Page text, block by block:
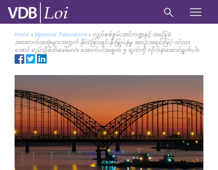
Home » Myanmar Publications » လျှပ်စစ်စွမ်းအင်ကဏ္ဍနှင့် အခြေခံ
အဆောက်အအုံများအတွက် နိုင်ငံခြားရင်းနှီးမြှုပ်နှံမှု အလုံးအရင်းဖြင့် ဝင်လာ
အောင် မည်သို့ဖိတ်ခေါ်မလဲ။ အောက်ပါအချက် ၅ ချက်ကို လိုက်နာဆောင်ရွက်ပါ။